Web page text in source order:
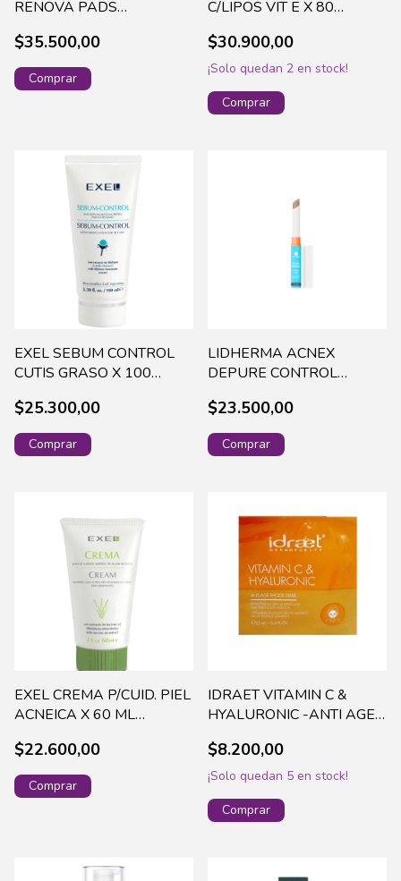
RENOVA PADS
X 30 U. -ESPE-0039
$35.500,00
C/LIPOS VIT E X 80
$30.900,00
¡Solo quedan 2 en stock!
EXEL SEBUM CONTROL
CUTIS GRASO X 100
$25.300,00
LIDHERMA ACNEX
DEPURE CONTROL
$23.500,00
EXEL CREMA P/CUID. PIEL
ACNEICA X 60 ML
$22.600,00
IDRAET VITAMIN C &
HYALURONIC -ANTI AGE
18061 (144)
$8.200,00
¡Solo quedan 5 en stock!